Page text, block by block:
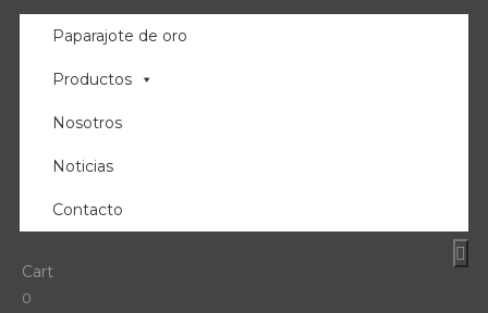
Paparajote de oro
Productos
Nosotros
Noticias
Contacto
Cart
0